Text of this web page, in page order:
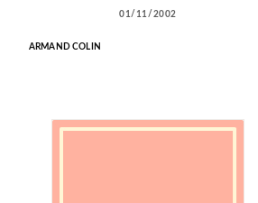
01/11/2002
ARMAND COLIN